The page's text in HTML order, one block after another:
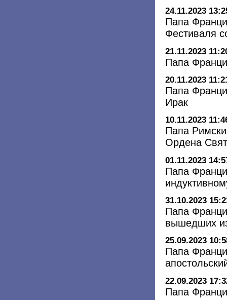
24.11.2023
Папа
Фестиваля
21.11.2023
Папа
20.11.2023
Папа
Ирак
10.11.2023
Папа
Ордена
01.11.2023
Папа
31.10.2023
Папа
вышедших
25.09.2023
Папа
22.09.2023
Папа